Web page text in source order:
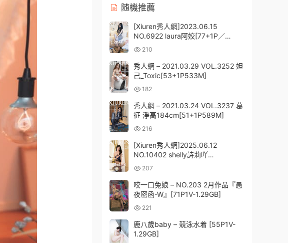
随機推薦
[Xiuren秀人網]2023.06.15
NO.6922 laura阿姣[77+1P／
672MB]
210
秀人網 – 2021.03.29 VOL.3252 妲
己_Toxic[53+1P533M]
182
秀人網 – 2021.03.24 VOL.3237 葛
征 淨高184cm[51+1P589M]
216
[Xiuren秀人網]2025.06.12
NO.10402 shelly詩莉吖
[78+1P/812MB]
207
咬一口兔娘 – NO.203 2月作品『愚
夜密函-W』[71P1V-1.29GB]
221
鹿八歲baby – 競泳水着 [55P1V-
1.29GB]